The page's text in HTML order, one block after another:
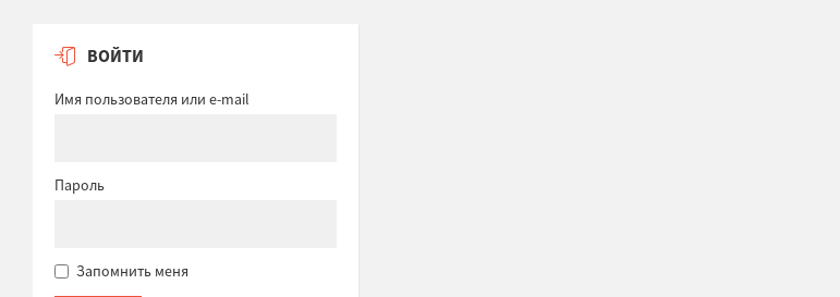
ВОЙТИ
Имя пользователя или e-mail
Пароль
Запомнить меня